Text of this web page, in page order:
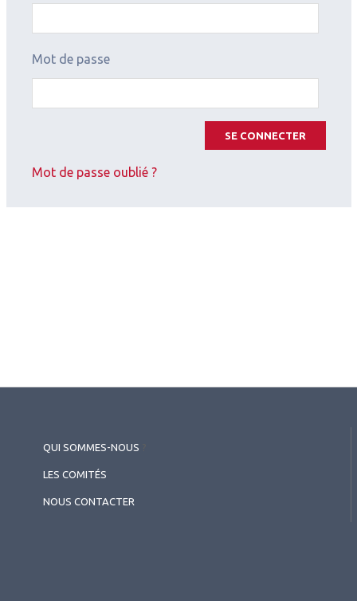
Mot de passe
SE CONNECTER
Mot de passe oublié ?
QUI SOMMES-NOUS
LES COMITÉS
NOUS CONTACTER